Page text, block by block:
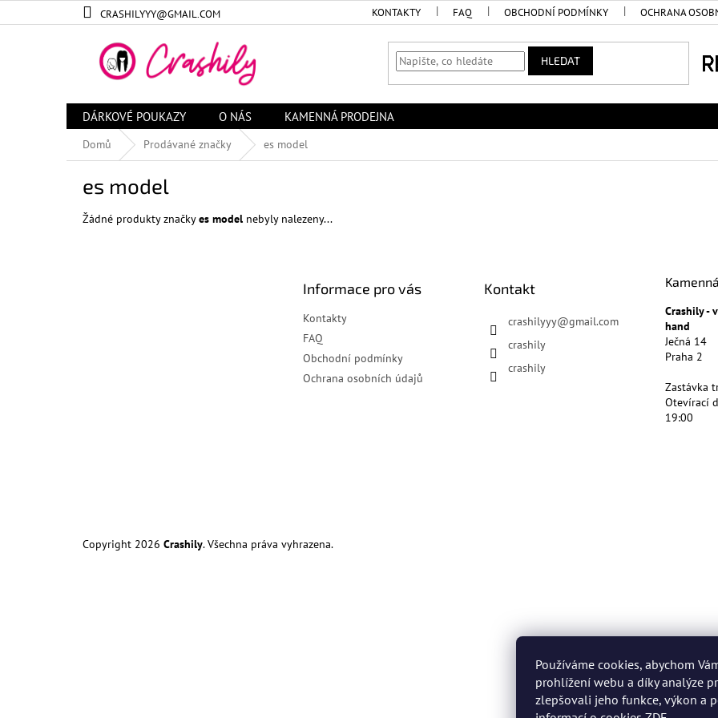
Používáme cookies, abychom
prohlížení webu a díky analýze
zlepšovali jeho funkce, výkon a
na
CRASHILYYY@GMAIL.COM KONTAKTY FAQ OBCHODNÍ PODMÍNKY OCHRANA
HLEDAT
DÁRKOVÉ POUKAZY O NÁS KAMENNÁ PRODEJNA
Domů Prodávané značky es model
es model
Žádné produkty značkyes model nebyly nalezeny...
Informace pro vás
Kontakty
FAQ
Obchodní podmínky
Ochrana osobních údajů
Kontakt
crashilyyy@gmail.com
crashily
crashily
Crashily -
hand
Ječná 14
Praha 2
Zastávka
Otevírací
19:00
Copyright 2026 Crashily. Všechna práva vyhrazena.